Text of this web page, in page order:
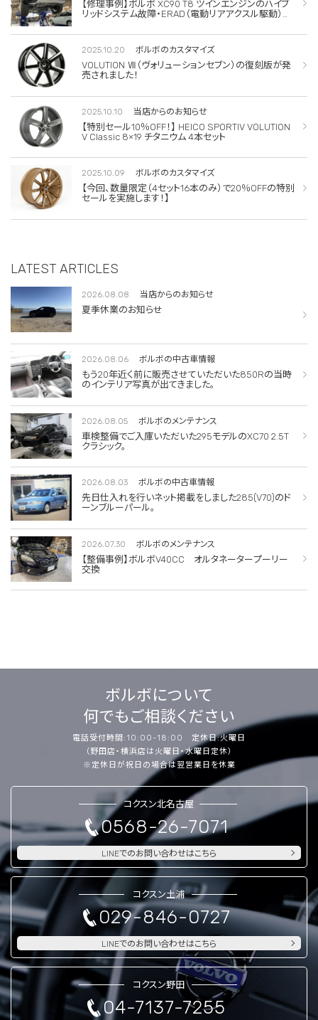
【修理事例】ボルボ XC90 T8 ツインエンジンのハイブ
リッドシステム故障・ERAD（電動リアアクスル駆動）交
2025.10.20 ボルボのカスタマイズ
VOLUTION Ⅶ（ヴォリューションセブン）の復刻版が発
売されました！
2025.10.10 当店からのお知らせ
【特別セール10％OFF！】 HEICO SPORTIV VOLUTION
V Classic 8×19 チタニウム 4本セット
2025.10.09 ボルボのカスタマイズ
【今回、数量限定（4セット16本のみ）で20％OFFの特別
セールを実施します！】
LATEST ARTICLES
2026.08.08 当店からのお知らせ
夏季休業のお知らせ
2026.08.06 ボルボの中古車情報
もう20年近く前に販売させていただいた850Rの当時
のインテリア写真が出てきました。
2026.08.05 ボルボのメンテナンス
車検整備でご入庫いただいた295モデルのXC70 2.5T
クラシック。
2026.08.03 ボルボの中古車情報
先日仕入れを行いネット掲載をしました285(V70)のド
ーンブルーパール。
2026.07.30 ボルボのメンテナンス
【整備事例】ボルボV40CC オルタネータープーリー
交換
ボルボについて
何でもご相談ください
電話受付時間:10:00-18:00 定休日:火曜日
（野田店・横浜店は火曜日・水曜日定休）
※定休日が祝日の場合は翌営業日を休業
コクスン北名古屋
0568-26-7071
LINEでのお問い合わせはこちら
コクスン土浦
029-846-0727
LINEでのお問い合わせはこちら
コクスン野田
04-7137-7255